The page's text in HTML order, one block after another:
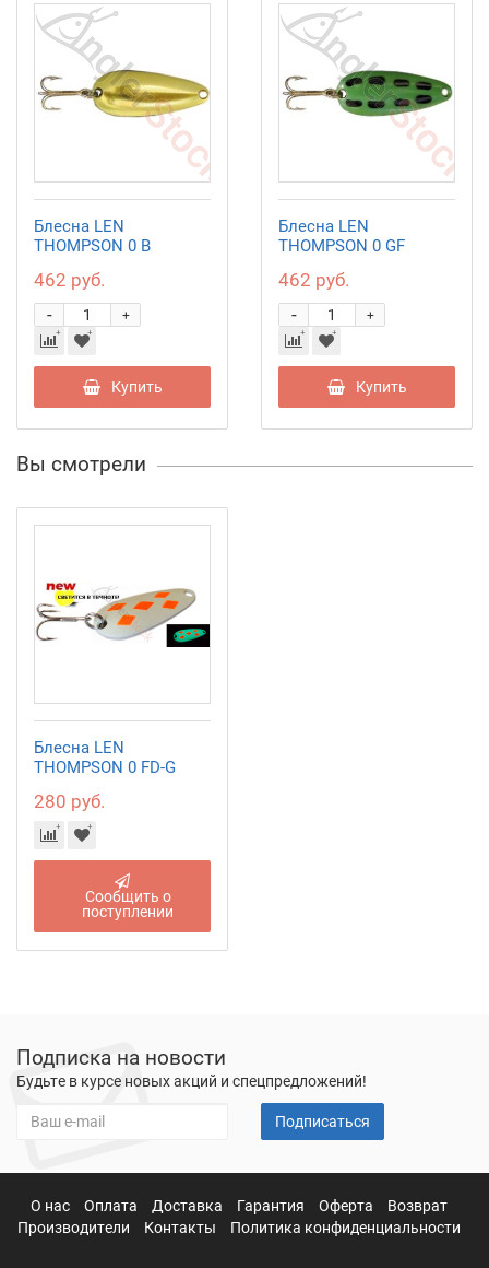
Блесна LEN
THOMPSON 0 B
462 руб.
+
-
Купить
Блесна LEN
THOMPSON 0 GF
462 руб.
+
-
Купить
Вы смотрели
Блесна LEN
THOMPSON 0 FD-G
280 руб.
Сообщить о
поступлении
Подписка на новости
Будьте в курсе новых акций и спецпредложений!
Подписаться
О нас Оплата Доставка Гарантия Оферта
Возврат
Производители
Контакты Политика конфиденциальности